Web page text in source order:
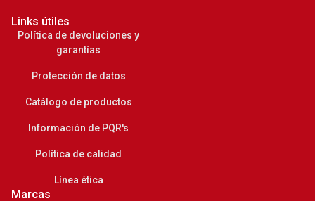
Links útiles
Política de devoluciones y
garantías
Protección de datos
Catálogo de productos
Información de PQR's
Política de calidad
Línea ética
Marcas